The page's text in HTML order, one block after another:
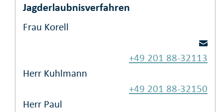
Jagderlaubnisverfahren
Frau Korell
+49 201 88-32113
Herr Kuhlmann
+49 201 88-32150
Herr Paul